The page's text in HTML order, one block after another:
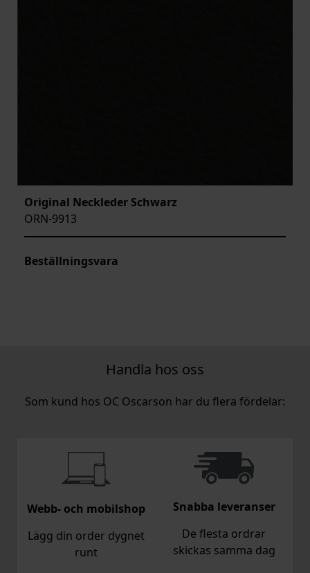
Original Neckleder Schwarz
ORN-9913
Beställningsvara
Handla hos oss
Som kund hos OC Oscarson har du flera fördelar:
Webb- och mobilshop
Lägg din order dygnet
runt
Snabba leveranser
De flesta ordrar
skickas samma dag